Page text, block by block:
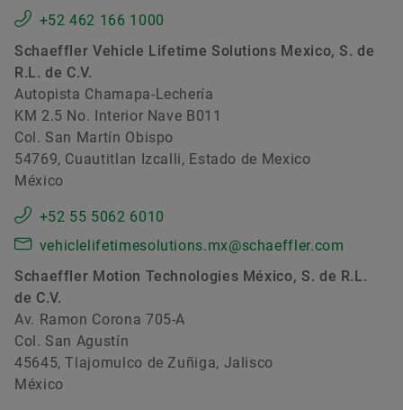
+52 462 166 1000
Schaeffler Vehicle Lifetime Solutions Mexico, S. de
R.L. de C.V.
Autopista Chamapa-Lechería
KM 2.5 No. Interior Nave B011
Col. San Martín Obispo
54769, Cuautitlan Izcalli, Estado de Mexico
México
+52 55 5062 6010
vehiclelifetimesolutions.mx@schaeffler.com
Schaeffler Motion Technologies México, S. de R.L.
de C.V.
Av. Ramon Corona 705-A
Col. San Agustín
45645, Tlajomulco de Zuñiga, Jalisco
México